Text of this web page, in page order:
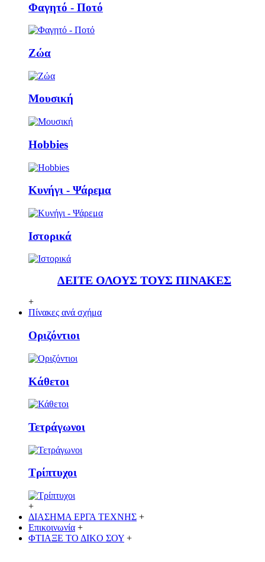
Φαγητό - Ποτό
Ζώα
Μουσική
Ηobbies
Κυνήγι - Ψάρεμα
Ιστορικά
ΔΕΙΤΕ ΟΛΟΥΣ ΤΟΥΣ ΠΙΝΑΚΕΣ
+
Πίνακες ανά σχήμα
Οριζόντιοι
Κάθετoι
Τετράγωνοι
Τρίπτυχοι
+
ΔΙΑΣΗΜΑ ΕΡΓΑ ΤΕΧΝΗΣ +
Επικοινωνία +
ΦΤΙΑΞΕ ΤΟ ΔΙΚO ΣΟΥ +